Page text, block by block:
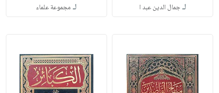
لـجمال الدين عبد ا لـ مجموعة علماء